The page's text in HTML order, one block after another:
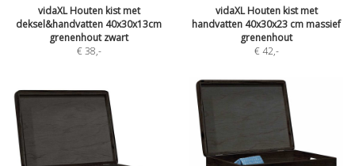
vidaXL Houten kist met
deksel&handvatten 40x30x13cm
grenenhout zwart
€ 38,-
vidaXL Houten kist met
handvatten 40x30x23 cm massief
grenenhout
€ 42,-